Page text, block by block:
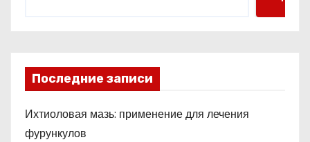
Последние записи
Ихтиоловая мазь: применение для лечения
фурункулов